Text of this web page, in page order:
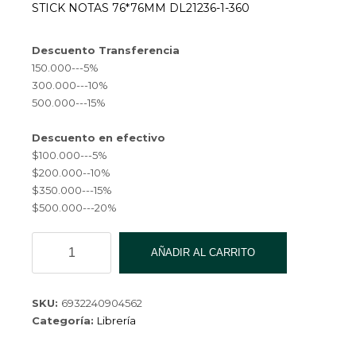
STICK NOTAS 76*76MM DL21236-1-360
Descuento Transferencia
150.000---5%
300.000---10%
500.000---15%
Descuento en efectivo
$100.000---5%
$200.000--10%
$350.000---15%
$500.000---20%
NOTAS
76*76MM
1-
360
AÑADIR AL CARRITO
SKU: 6932240904562
Categoría: Librería